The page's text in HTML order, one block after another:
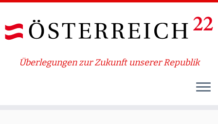
Überlegungen zur Zukunft unserer Republik